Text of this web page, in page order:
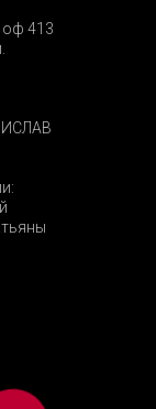
оф 413